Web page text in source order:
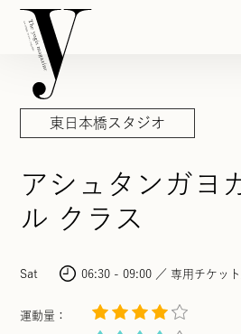
東日本橋スタジオ
アシュタンガヨ
ル クラス
Sat 06:30 - 09:00 専用チケッ
運動量：